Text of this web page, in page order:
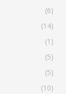
(6)
(14)
(1)
(5)
(5)
(10)